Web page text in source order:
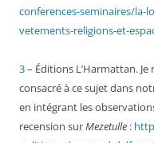
conferences-seminaires/la-
vetements-religions-et-
3– Éditions L’Harmattan.
consacré à ce sujet dans
en intégrant les
recension surMezetulle :